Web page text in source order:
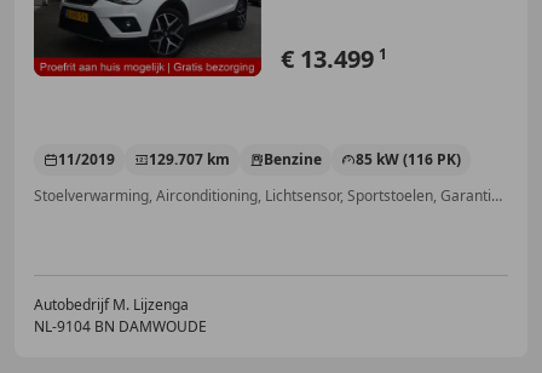
€ 13.499 1
11/2019 129.707 km Benzine
85 kW (116 PK)
Stoelverwarming, Airconditioning, Lichtsensor, Sportstoelen, Garantie, Navigatiesysteem, Parkeerhulp met camera, Getinte ramen
Autobedrijf M. Lijzenga
NL-9104 BN DAMWOUDE